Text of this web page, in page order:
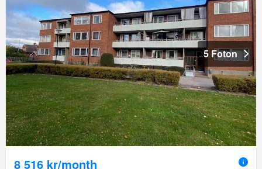
5 Foton
8 516 kr/month